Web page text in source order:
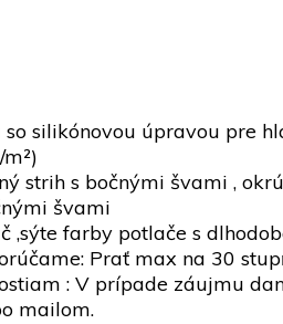
so silikónovou úpravou pre
strih s bočnými švami ,
švami
farby potlače s
Prať max na 30
: V prípade záujmu
mailom.